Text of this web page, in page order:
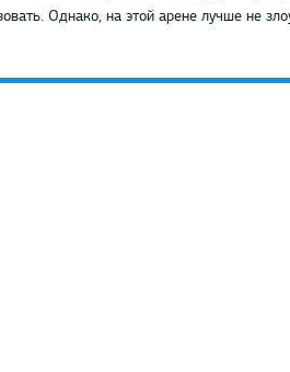
Однако, на этой арене лучше не